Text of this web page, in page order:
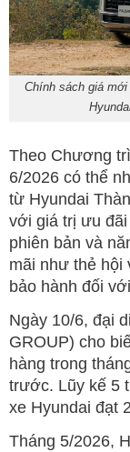
Chính sách giá
Theo Chương
6/2026 có thể
từ Hyundai
với giá trị ưu
phiên bản và
mãi như thẻ hội
bảo hành đối
Ngày 10/6, đại
GROUP) cho
hàng trong
trước. Lũy kế 5
xe Hyundai đạt
Tháng 5/2026,